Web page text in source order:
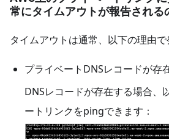
常にタイムアウトが報告される
タイムアウトは通常、以下の理由で
プライベートDNSレコードが存
DNSレコードが存在する場合、
ートリンクをpingできます：